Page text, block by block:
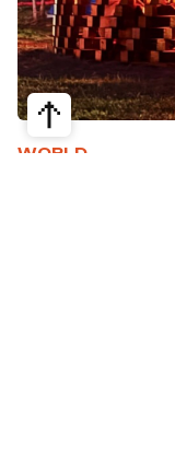
WORLD